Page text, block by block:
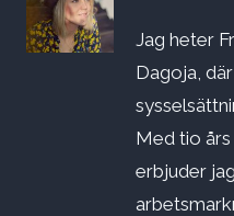
Jag heter
Dagoja,
Med tio
erbjuder